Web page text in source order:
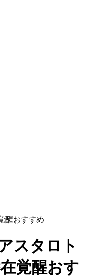
醒おすすめ
スタロト
覚醒おす